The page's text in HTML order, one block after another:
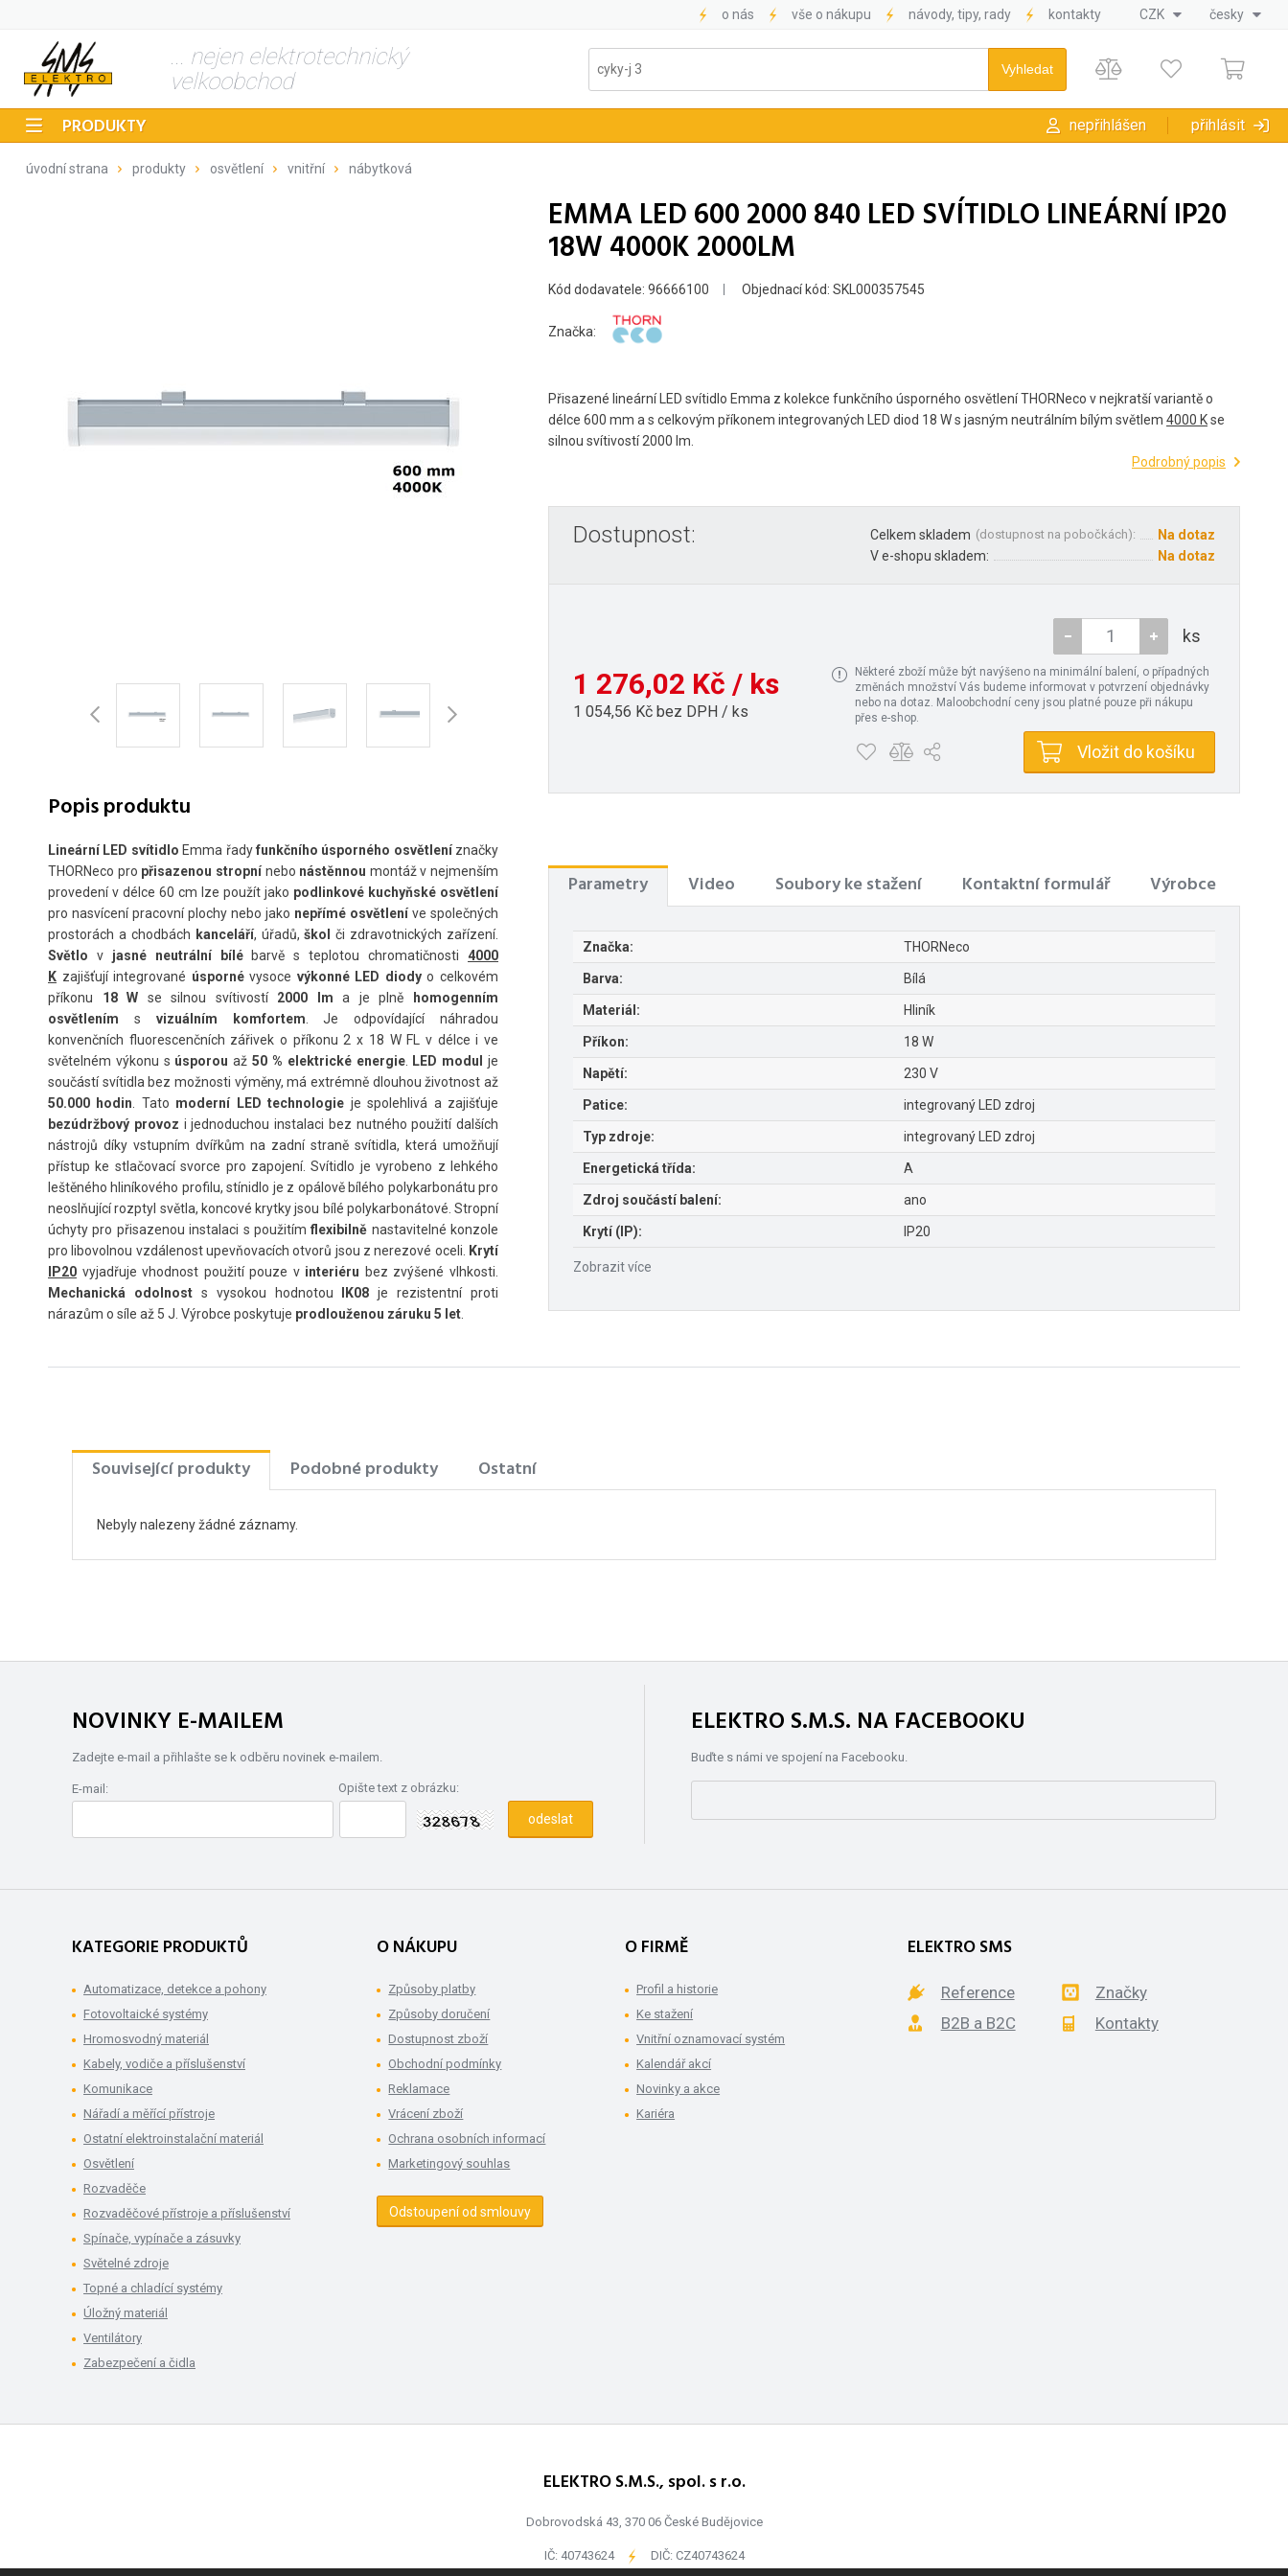
o nás vše o nákupu návody, tipy, rady kontakty CZK česky
... nejen elektrotechnický
velkoobchod
PRODUKTY nepřihlášen přihlásit
úvodní strana produkty osvětlení vnitřní nábytková
Popis produktu
Lineární LED svítidlo Emma řadyfunkčního úsporného osvětleníznačky
THORNeco pro přisazenou stropnínebo nástěnnou montáž v nejmenším
provedení v délce 60 cm lze použít jako podlinkové kuchyňské osvětlení
pro nasvícení pracovní plochy nebo jako nepřímé osvětleníve společných
prostorách a chodbách kanceláří, úřadů,škol
či zdravotnických zařízení.
Světlo v jasné neutrální bílébarvě s teplotou chromatičnosti4000
K zajišťují integrované úspornévysoce výkonné LED diodyo celkovém
příkonu 18 W se silnou svítivostí 2000 lm a je plně
homogenním
osvětlením s vizuálním komfortem . Je odpovídající náhradou
konvenčních fluorescenčních zářivek o příkonu 2 x 18 W FL v délce i ve
světelném výkonu s úsporou až50 % elektrické energie. LED modul
je
součástí svítidla bez možnosti výměny, má extrémně dlouhou životnost až
50.000 hodin . Tato moderní LED technologie je spolehlivá a zajišťuje
bezúdržbový provoz i jednoduchou instalaci bez nutného použití dalších
nástrojů díky vstupním dvířkům na zadní straně svítidla, která umožňují
přístup ke stlačovací svorce pro zapojení. Svítidlo je vyrobeno z lehkého
leštěného hliníkového profilu, stínidlo je z opálově bílého polykarbonátu pro
neoslňující rozptyl světla, koncové krytky jsou bílé polykarbonátové. Stropní
úchyty pro přisazenou instalaci s použitímflexibilně nastavitelné konzole
pro libovolnou vzdálenost upevňovacích otvorů jsou z nerezové oceli.
Krytí
IP20 vyjadřuje vhodnost použití pouze v interiéru bez zvýšené vlhkosti.
Mechanická odolnosts vysokou hodnotou IK08 je rezistentní proti
nárazům o síle až 5 J. Výrobce poskytuje prodlouženou záruku 5 let
EMMA LED 600 2000 840 LED SVÍTIDLO LINEÁRNÍ IP20
18W 4000K 2000LM
Kód dodavatele: 96666100 Objednací kód: SKL000357545
Značka:
Přisazené lineární LED svítidlo Emma z kolekce funkčního úsporného osvětlení THORNeco v nejkratší variantě o
délce 600 mm a s celkovým příkonem integrovaných LED diod 18 W s jasným neutrálním bílým světlem 4000 Kse
silnou svítivostí 2000 lm.
Podrobný popis
Dostupnost: Celkem skladem (dostupnost na pobočkách):
Na dotaz
V e-shopu skladem:
Na dotaz
1 276,02 Kč / ks
1 054,56 Kč bez DPH / ks
ks
Některé zboží může být navýšeno na minimální balení, o případných
změnách množství Vás budeme informovat v potvrzení objednávky
nebo na dotaz. Maloobchodní ceny jsou platné pouze při nákupu
přes e-shop.
Vložit do košíku
Parametry Video Soubory ke stažení Kontaktní formulář Výrobce
Značka: THORNeco
Barva: Bílá
Materiál: Hliník
Příkon: 18 W
Napětí: 230 V
Patice: integrovaný LED zdroj
Typ zdroje: integrovaný LED zdroj
Energetická třída: A
Zdroj součástí balení: ano
Krytí (IP): IP20
Zobrazit více
Související produkty Podobné produkty Ostatní
Nebyly nalezeny žádné záznamy.
NOVINKY E-MAILEM
Zadejte e-mail a přihlašte se k odběru novinek e-mailem.
E-mail: Opište text z obrázku:
ELEKTRO S.M.S. NA FACEBOOKU
Buďte s námi ve spojení na Facebooku.
KATEGORIE PRODUKTŮ
Automatizace, detekce a pohony
Fotovoltaické systémy
Hromosvodný materiál
Kabely, vodiče a příslušenství
Komunikace
Nářadí a měřící přístroje
Ostatní elektroinstalační materiál
Osvětlení
Rozvaděče
Rozvaděčové přístroje a příslušenství
Spínače, vypínače a zásuvky
Světelné zdroje
Topné a chladící systémy
Úložný materiál
Ventilátory
Zabezpečení a čidla
O NÁKUPU
Způsoby platby
Způsoby doručení
Dostupnost zboží
Obchodní podmínky
Reklamace
Vrácení zboží
Ochrana osobních informací
Marketingový souhlas
Odstoupení od smlouvy
O FIRMĚ
Profil a historie
Ke stažení
Vnitřní oznamovací systém
Kalendář akcí
Novinky a akce
Kariéra
ELEKTRO SMS
Reference
Značky
B2B a B2C
Kontakty
ELEKTRO S.M.S., spol. s r.o.
Dobrovodská 43, 370 06 České Budějovice
IČ: 40743624 - DIČ: CZ40743624